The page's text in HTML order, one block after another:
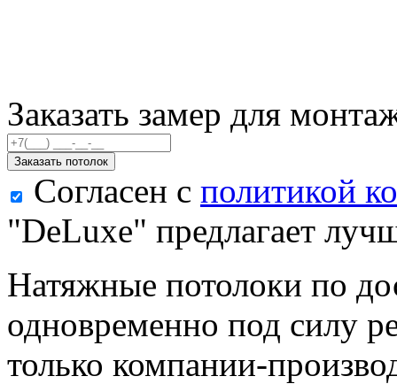
Заказать замер для
Заказать потолок
Согласен с политикой
"DeLuxe" предлагает
Натяжные потолоки по
одновременно под силу
только компании-